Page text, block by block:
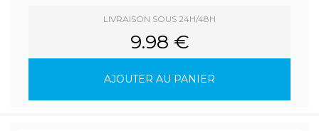
LIVRAISON SOUS 24H/48H
9.98 €
AJOUTER AU PANIER